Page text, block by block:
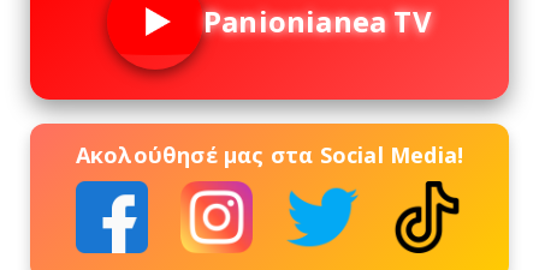
Panionianea TV
Ακολούθησέ μας στα Social Media!